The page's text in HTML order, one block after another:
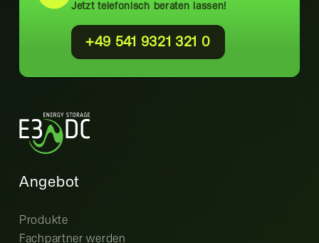
Jetzt telefonisch beraten lassen!
+49 541 9321 321 0
Angebot
Produkte
Fachpartner werden